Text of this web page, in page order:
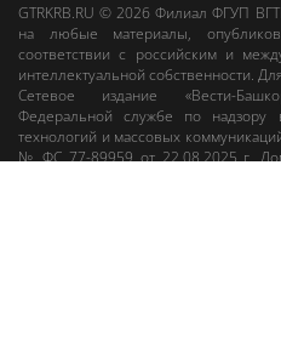
GTRKRB.RU © 2026Филиал ФГУП
на любые материалы,
соответствии с российским и
интеллектуальной собственности.
Сетевое издание «Вести-
Федеральной службе по надзору
технологий и массовых
№ ФС 77-89959 от 22.08.2025 г.